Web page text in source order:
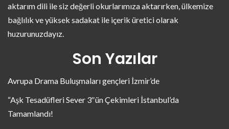
aktarım dili ile siz değerli okurlarımıza aktarırken, ülkemize
bağlılık ve yüksek sadakat ile içerik üretici olarak
huzurunuzdayız.
Son Yazılar
Avrupa Drama Buluşmaları gençleri İzmir’de
“Aşk Tesadüfleri Sever 3″ün Çekimleri İstanbul’da
Tamamlandı!